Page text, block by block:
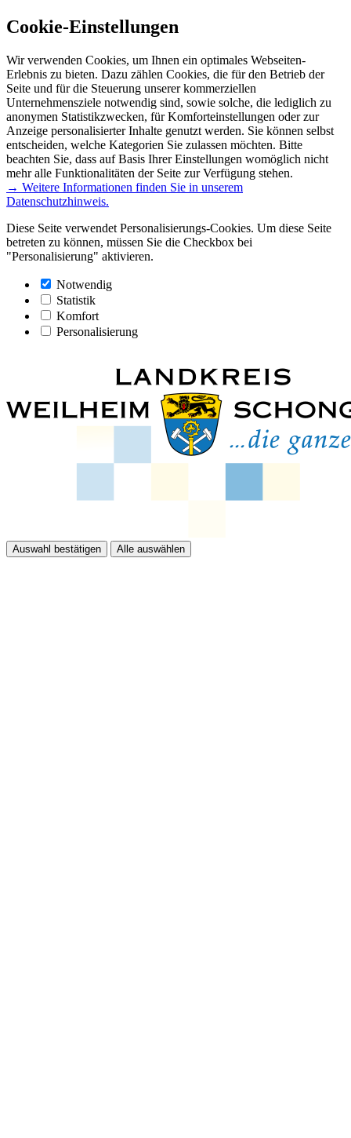
Cookie-Einstellungen
Wir verwenden Cookies, um Ihnen ein optimales Webseiten-
Erlebnis zu bieten. Dazu zählen Cookies, die für den Betrieb der
Seite und für die Steuerung unserer kommerziellen
Unternehmensziele notwendig sind, sowie solche, die lediglich zu
anonymen Statistikzwecken, für Komforteinstellungen oder zur
Anzeige personalisierter Inhalte genutzt werden. Sie können selbst
entscheiden, welche Kategorien Sie zulassen möchten. Bitte
beachten Sie, dass auf Basis Ihrer Einstellungen womöglich nicht
mehr alle Funktionalitäten der Seite zur Verfügung stehen.
→ Weitere Informationen finden Sie in unserem
Datenschutzhinweis.
Diese Seite verwendet Personalisierungs-Cookies. Um diese Seite
betreten zu können, müssen Sie die Checkbox bei
"Personalisierung" aktivieren.
Notwendig
Statistik
Komfort
Personalisierung
Auswahl bestätigen Alle auswählen